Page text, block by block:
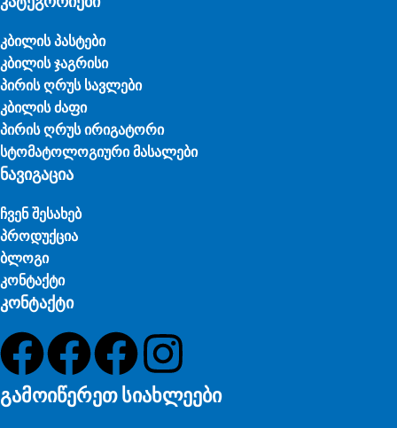
კბილის პასტები
კბილის ჯაგრისი
პირის ღრუს სავლები
კბილის ძაფი
პირის ღრუს ირიგატორი
სტომატოლოგიური მასალები
ნავიგაცია
ჩვენ შესახებ
პროდუქცია
ბლოგი
კონტაქტი
კონტაქტი
გამოიწერეთ სიახლეები